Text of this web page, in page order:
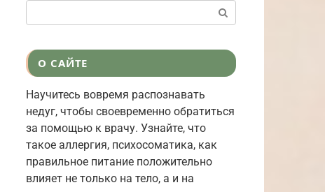
О САЙТЕ
Научитесь вовремя распознавать
недуг, чтобы своевременно обратиться
за помощью к врачу. Узнайте, что
такое аллергия, психосоматика, как
правильное питание положительно
влияет не только на тело, а и на